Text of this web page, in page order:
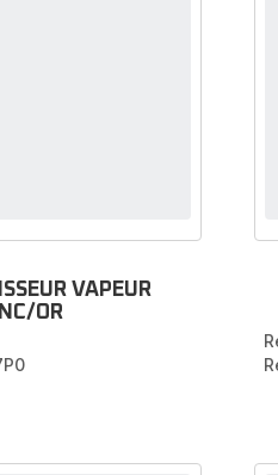
VAPEUR
OR